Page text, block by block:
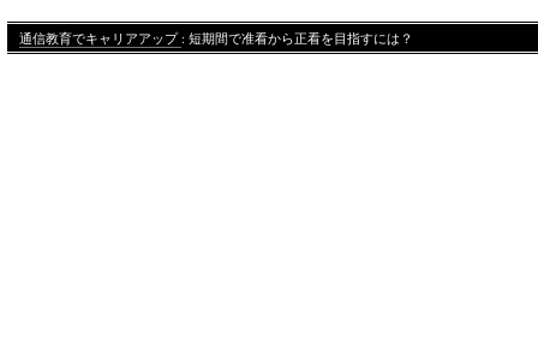
通信教育でキャリアアップ : 短期間で准看から正看を目指すには？